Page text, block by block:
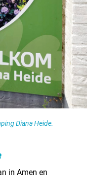
Diana Heide.
in Amen en